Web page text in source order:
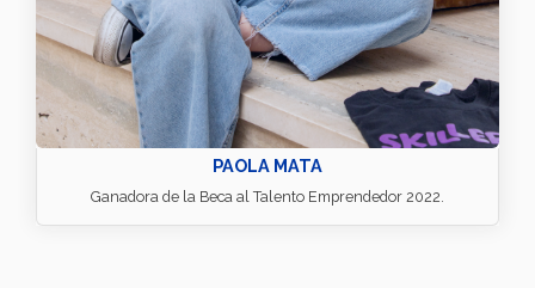
PAOLA MATA
Ganadora de la Beca al Talento Emprendedor 2022.